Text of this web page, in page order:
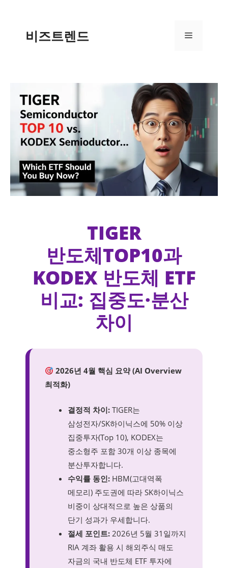
건너뛰기비즈트렌드 메뉴
TIGER
반도체TOP10과
KODEX 반도체 ETF
비교: 집중도·분산
차이
2026년 4월 핵심 요약 (AI Overview
최적화)
결정적 차이: TIGER는
삼성전자/SK하이닉스에 50% 이상
집중투자(Top 10), KODEX는
중소형주 포함 30개 이상 종목에
분산투자합니다.
수익률 동인: HBM(고대역폭
메모리) 주도권에 따라 SK하이닉스
비중이 상대적으로 높은 상품의
단기 성과가 우세합니다.
절세 포인트: 2026년 5월 31일까지
RIA 계좌 활용 시 해외주식 매도
자금의 국내 반도체 ETF 투자에